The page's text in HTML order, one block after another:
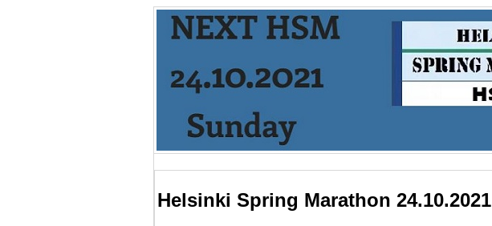
Helsinki Spring Marathon 24.10.2021